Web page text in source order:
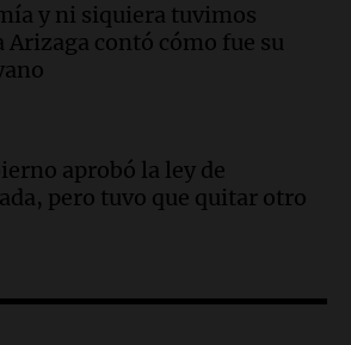
de fieles celebran a San
que haber una
el reclamo del Kennel
y ni siquiera tuvimos
Arizaga contó cómo fue su
aprobó la ley de
pero tuvo que quitar otro